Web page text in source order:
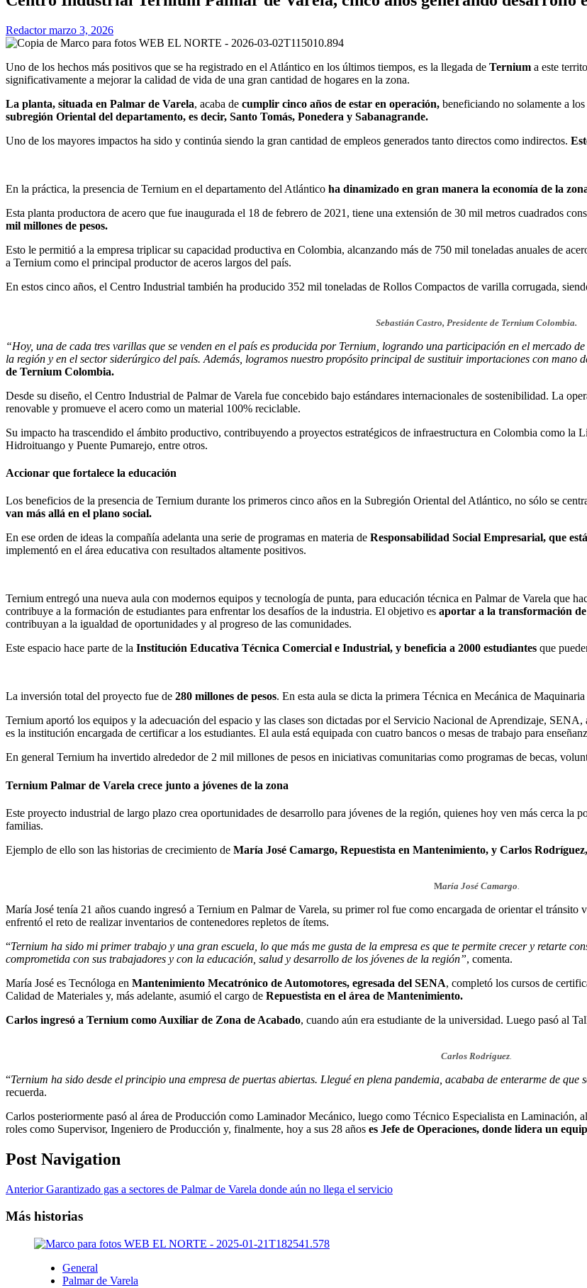
Redactormarzo 3, 2026
Uno de los hechos más positivos que se ha registrado en el Atlántico en los últimos tiempos, es la llegada de Ternium a este
significativamente a mejorar la calidad de vida de una gran cantidad de hogares en la zona.
La planta, situada en Palmar de Varela, acaba de cumplir cinco años de estar en operación, beneficiando no solamente a los
subregión Oriental del departamento, es decir, Santo Tomás, Ponedera y Sabanagrande.
Uno de los mayores impactos ha sido y continúa siendo la gran cantidad de empleos generados tanto directos como indirectos.
En la práctica, la presencia de Ternium en el departamento del Atlántico ha dinamizado en gran manera la economía de la
Esta planta productora de acero que fue inaugurada el 18 de febrero de 2021, tiene una extensión de 30 mil metros cuadrados
mil millones de pesos.
Esto le permitió a la empresa triplicar su capacidad productiva en Colombia, alcanzando más de 750 mil toneladas anuales de
a Ternium como el principal productor de aceros largos del país.
En estos cinco años, el Centro Industrial también ha producido 352 mil toneladas de Rollos Compactos de varilla corrugada,
Sebastián Castro, Presidente de Ternium Colombia.
“Hoy, una de cada tres varillas que se venden en el país es producida por Ternium, logrando una participación en el mercado
la región y en el sector siderúrgico del país. Además, logramos nuestro propósito principal de sustituir importaciones con mano
de Ternium Colombia.
Desde su diseño, el Centro Industrial de Palmar de Varela fue concebido bajo estándares internacionales de sostenibilidad. La
renovable y promueve el acero como un material 100% reciclable.
Su impacto ha trascendido el ámbito productivo, contribuyendo a proyectos estratégicos de infraestructura en Colombia como
Hidroituango y Puente Pumarejo, entre otros.
Accionar que fortalece la educación
Los beneficios de la presencia de Ternium durante los primeros cinco años en la Subregión Oriental del Atlántico, no sólo se
van más allá en el plano social.
En ese orden de ideas la compañía adelanta una serie de programas en materia de Responsabilidad Social Empresarial, que
implementó en el área educativa con resultados altamente positivos.
Ternium entregó una nueva aula con modernos equipos y tecnología de punta, para educación técnica en Palmar de Varela que
contribuye a la formación de estudiantes para enfrentar los desafíos de la industria. El objetivo es aportar a la transformación
contribuyan a la igualdad de oportunidades y al progreso de las comunidades.
Este espacio hace parte de la Institución Educativa Técnica Comercial e Industrial, y beneficia a 2000 estudiantes que
La inversión total del proyecto fue de 280 millones de pesos. En esta aula se dicta la primera Técnica en Mecánica de
Ternium aportó los equipos y la adecuación del espacio y las clases son dictadas por el Servicio Nacional de Aprendizaje,
es la institución encargada de certificar a los estudiantes. El aula está equipada con cuatro bancos o mesas de trabajo para
En general Ternium ha invertido alrededor de 2 mil millones de pesos en iniciativas comunitarias como programas de becas,
Ternium Palmar de Varela crece junto a jóvenes de la zona
Este proyecto industrial de largo plazo crea oportunidades de desarrollo para jóvenes de la región, quienes hoy ven más cerca la
familias.
Ejemplo de ello son las historias de crecimiento de María José Camargo, Repuestista en Mantenimiento, y Carlos
María José Camargo
María José tenía 21 años cuando ingresó a Ternium en Palmar de Varela, su primer rol fue como encargada de orientar el
enfrentó el reto de realizar inventarios de contenedores repletos de ítems.
“Ternium ha sido mi primer trabajo y una gran escuela, lo que más me gusta de la empresa es que te permite crecer y retarte
comprometida con sus trabajadores y con la educación, salud y desarrollo de los jóvenes de la región”, comenta.
María José es Tecnóloga en Mantenimiento Mecatrónico de Automotores, egresada del SENA, completó los cursos de
Calidad de Materiales y, más adelante, asumió el cargo de Repuestista en el área de Mantenimiento.
Carlos ingresó a Ternium como Auxiliar de Zona de Acabado, cuando aún era estudiante de la universidad. Luego pasó al
Carlos Rodríguez
“Ternium ha sido desde el principio una empresa de puertas abiertas. Llegué en plena pandemia, acababa de enterarme de
recuerda.
Carlos posteriormente pasó al área de Producción como Laminador Mecánico, luego como Técnico Especialista en Laminación,
roles como Supervisor, Ingeniero de Producción y, finalmente, hoy a sus 28 años es Jefe de Operaciones, donde lidera un
Post Navigation
AnteriorGarantizado gas a sectores de Palmar de Varela donde aún no llega el servicio
Más historias
General
Palmar de Varela